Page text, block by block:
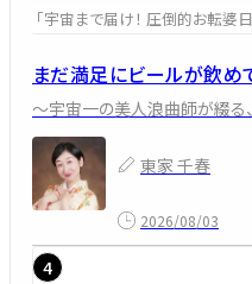
「宇宙まで届け！ 圧倒的お転婆
まだ満足にビールが飲め
～宇宙一の美人浪曲師が綴る
東家 千春
2026/08/03